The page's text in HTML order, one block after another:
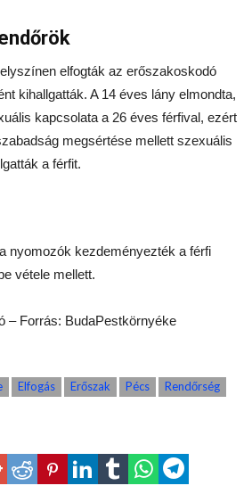
elfogták az erőszakoskodó
kihallgatták. A 14 éves lány elmondta,
kapcsolata a 26 éves férfival, ezért
megsértése mellett szexuális
a férfit.
nyomozók kezdeményezték a férfi
vétele mellett.
– Forrás: BudaPestkörnyéke
Elfogás Erőszak Pécs
Rendőrség